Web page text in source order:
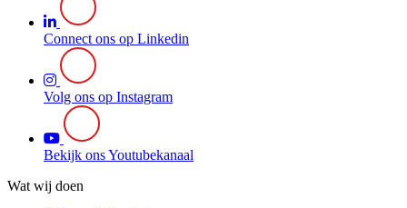
Connect ons op Linkedin
Volg ons op Instagram
Bekijk ons Youtubekanaal
Wat wij doen